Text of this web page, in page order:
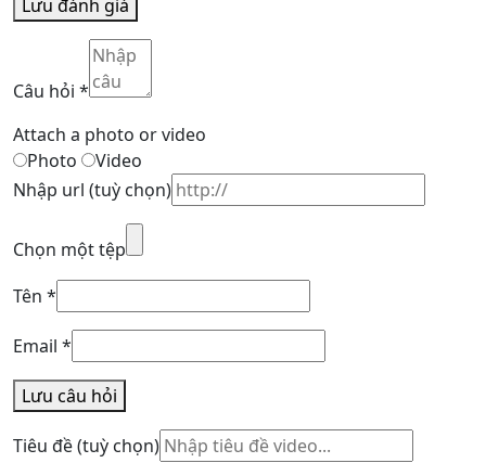
Lưu đánh giá
Câu hỏi *
Attach a photo or video
Photo
Video
Nhập url (tuỳ chọn)
Chọn một tệp
Tên *
Email *
Lưu câu hỏi
Tiêu đề(tuỳ chọn)